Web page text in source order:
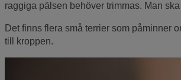
raggiga pälsen behöver trimmas. Man
Det finns flera små terrier som påminner
till kroppen.